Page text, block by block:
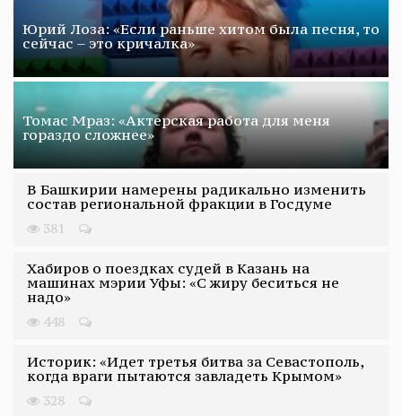
Юрий Лоза: «Если раньше хитом была песня, то
сейчас – это кричалка»
Томас Мраз: «Актерская работа для меня
гораздо сложнее»
В Башкирии намерены радикально изменить
состав региональной фракции в Госдуме
381
Хабиров о поездках судей в Казань на
машинах мэрии Уфы: «С жиру беситься не
надо»
448
Историк: «Идет третья битва за Севастополь,
когда враги пытаются завладеть Крымом»
328